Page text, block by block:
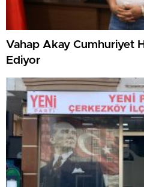
Vahap Akay Cumhuriyet
Ediyor